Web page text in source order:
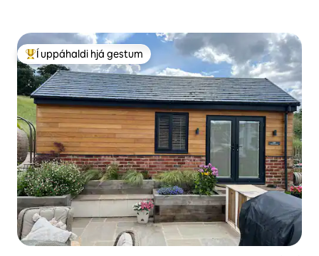
Í mestu uppáhaldi hjá gestum
Í uppáhaldi hjá gestum